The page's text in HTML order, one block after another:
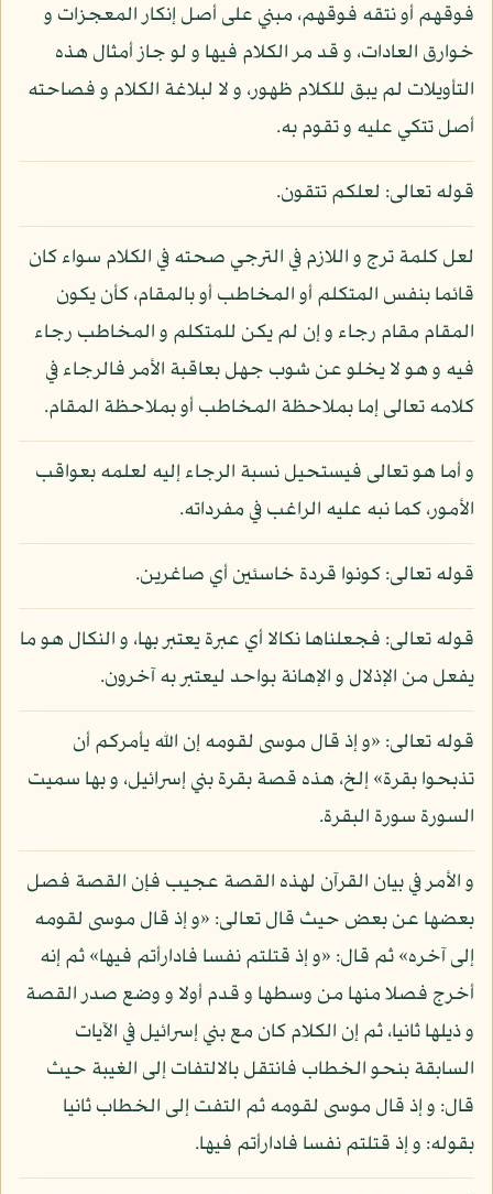
فوقهم أو نتقه فوقهم، مبني على أصل إنكار المعجزات و
خوارق العادات، و قد مر الكلام فيها و لو جاز أمثال هذه
التأويلات لم يبق للكلام ظهور، و لا لبلاغة الكلام و فصاحته
أصل تتكي عليه و تقوم به.
قوله تعالى: لعلكم تتقون.
لعل كلمة ترج و اللازم في الترجي صحته في الكلام سواء كان
قائما بنفس المتكلم أو المخاطب أو بالمقام، كأن يكون
المقام مقام رجاء و إن لم يكن للمتكلم و المخاطب رجاء
فيه و هو لا يخلو عن شوب جهل بعاقبة الأمر فالرجاء في
كلامه تعالى إما بملاحظة المخاطب أو بملاحظة المقام.
و أما هو تعالى فيستحيل نسبة الرجاء إليه لعلمه بعواقب
الأمور، كما نبه عليه الراغب في مفرداته.
قوله تعالى: كونوا قردة خاسئين أي صاغرين.
قوله تعالى: فجعلناها نكالا أي عبرة يعتبر بها، و النكال هو ما
يفعل من الإذلال و الإهانة بواحد ليعتبر به آخرون.
قوله تعالى: «و إذ قال موسى لقومه إن الله يأمركم أن
تذبحوا بقرة» إلخ، هذه قصة بقرة بني إسرائيل، و بها سميت
السورة سورة البقرة.
و الأمر في بيان القرآن لهذه القصة عجيب فإن القصة فصل
بعضها عن بعض حيث قال تعالى: «و إذ قال موسى لقومه
إلى آخره» ثم قال: «و إذ قتلتم نفسا فادارأتم فيها» ثم إنه
أخرج فصلا منها من وسطها و قدم أولا و وضع صدر القصة
و ذيلها ثانيا، ثم إن الكلام كان مع بني إسرائيل في الآيات
السابقة بنحو الخطاب فانتقل بالالتفات إلى الغيبة حيث
قال: و إذ قال موسى لقومه ثم التفت إلى الخطاب ثانيا
بقوله: و إذ قتلتم نفسا فادارأتم فيها.